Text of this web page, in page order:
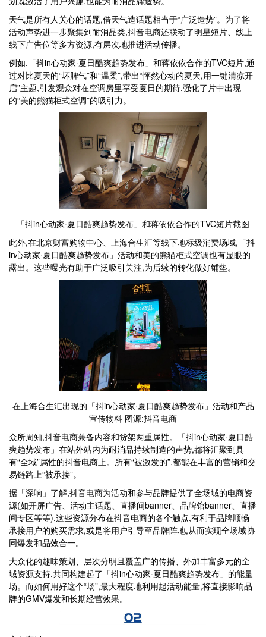
天气是所有人关心的话题,借天气造话题相当于“广泛造势”。为了将
活动声势进一步聚集到耐消品类,抖音电商还联动了明星短片、线上
线下广告位等多方资源,有层次地推进活动传播。
例如,「抖in心动家·夏日酷爽趋势发布」和蒋依依合作的TVC短片,通
过对比夏天的“坏脾气”和“温柔”,带出“怦然心动的夏天,用一键清凉开
启”主题,引发观众对在空调房里享受夏日的期待,强化了片中出现
的“美的熊猫柜式空调”的吸引力。
「抖in心动家·夏日酷爽趋势发布」和蒋依依合作的TVC短片截图
此外,在北京财富购物中心、上海合生汇等线下地标级消费场域,「抖
in心动家·夏日酷爽趋势发布」活动和美的熊猫柜式空调也有显眼的
露出。这些曝光有助于广泛吸引关注,为后续的转化做好铺垫。
在上海合生汇出现的「抖in心动家·夏日酷爽趋势发布」活动和产品
宣传物料 图源:抖音电商
众所周知,抖音电商兼备内容和货架两重属性。「抖in心动家·夏日酷
爽趋势发布」在站外站内为耐消品持续制造的声势,都将汇聚到具
有“全域”属性的抖音电商上。所有“被激发的”,都能在丰富的营销和交
易链路上“被承接”。
据「深响」了解,抖音电商为活动和参与品牌提供了全场域的电商资
源(如开屏广告、活动主话题、直播间banner、品牌馆banner、直播
间专区等等),这些资源分布在抖音电商的各个触点,有利于品牌顺畅
承接用户的购买需求,或是将用户引导至品牌阵地,从而实现全场域协
同爆发和品效合一。
大众化的趣味策划、层次分明且覆盖广的传播、外加丰富多元的全
域资源支持,共同构建起了「抖in心动家·夏日酷爽趋势发布」的能量
场。而如何用好这个“场”,最大程度地利用起活动能量,将直接影响品
牌的GMV爆发和长期经营效果。